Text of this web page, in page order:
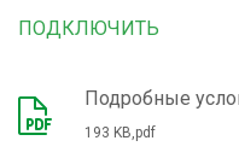
ПОДКЛЮЧИТЬ
Подробные
193 KB,pdf